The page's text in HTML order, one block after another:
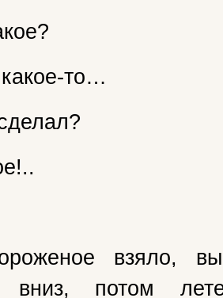
то…
взяло,
вниз, потом